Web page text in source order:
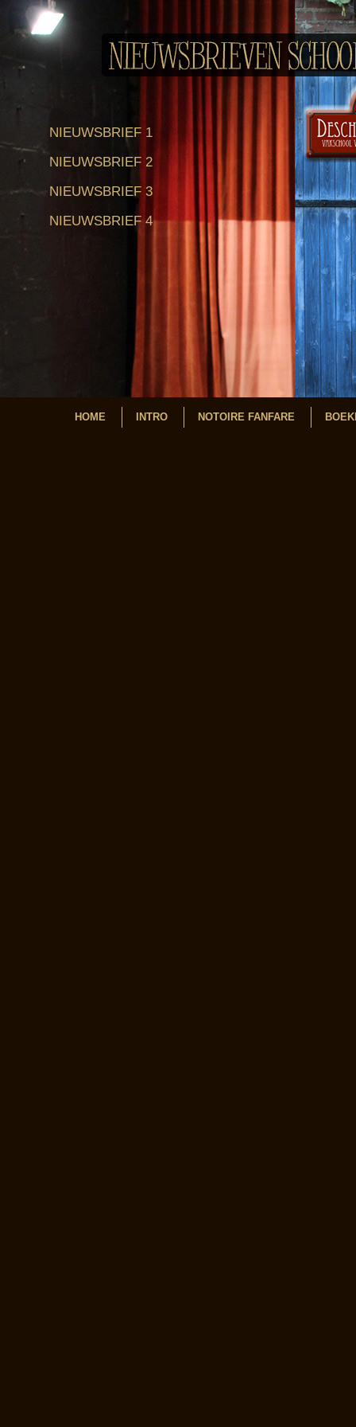
NIEUWSBRIEF 1
NIEUWSBRIEF 2
NIEUWSBRIEF 3
NIEUWSBRIEF 4
HOME INTRO NOTOIRE FANFARE